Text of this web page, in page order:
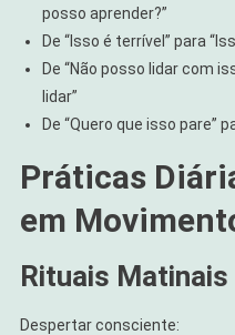
posso aprender?”
De “Isso é terrível” para
De “Não posso lidar com
lidar”
De “Quero que isso pare”
Práticas
em
Rituais
Despertar consciente: